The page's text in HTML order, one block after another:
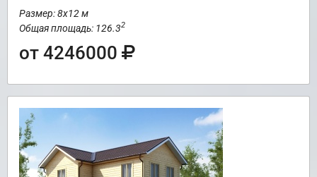
Размер: 8х12 м
Общая площадь: 126.32
от 4246000